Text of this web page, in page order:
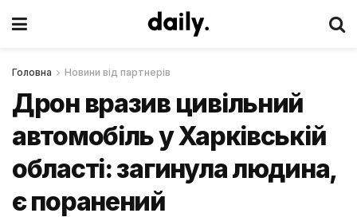
Головна Новини від партнерів
Дрон вразив цивільний
автомобіль у Харківській
області: загинула людина,
є поранений